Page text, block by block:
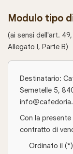
Modulo tipo
(ai sensi dell'art.
Allegato I, Parte B)
Destinatario:
Semetelle 5,
Con la
contratto di
Ordinato il